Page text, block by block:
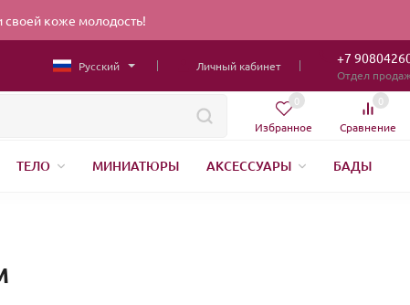
своей коже молодость!
Русский Личный кабинет +7
Отдел
Избранное
0
Сравнение
0
ТЕЛО МИНИАТЮРЫ АКСЕССУАРЫ
БАДЫ